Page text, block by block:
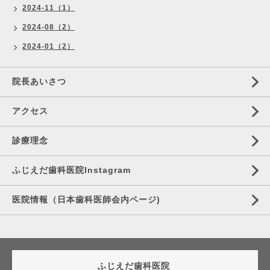
2024-11（1）
2024-08（2）
2024-01（2）
院長あいさつ
アクセス
診療理念
ふじえだ歯科医院Instagram
医院情報（日本歯科医師会内ページ)
ふじえだ歯科医院